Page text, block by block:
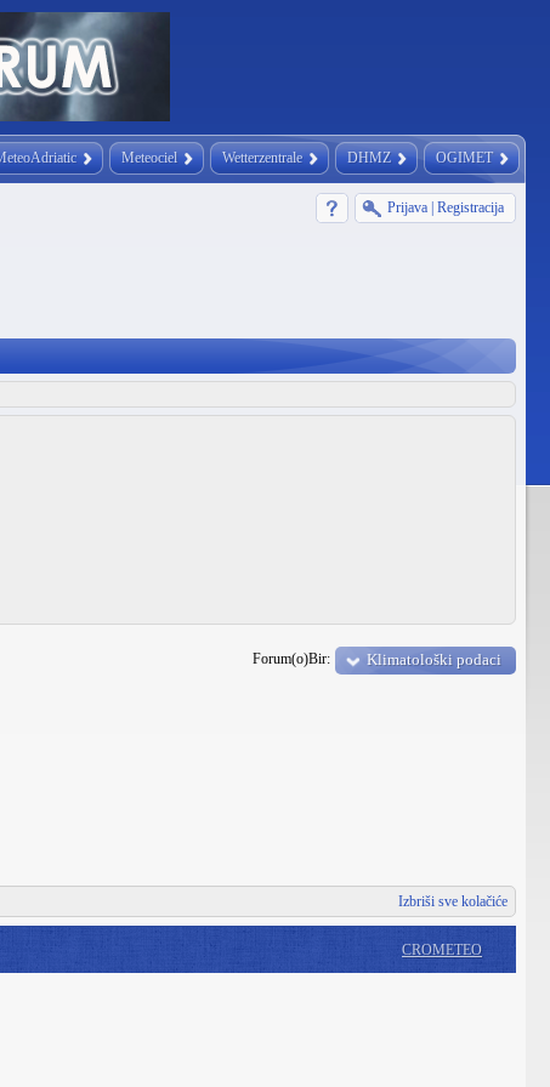
Meteociel Wetterzentrale DHMZ OGIMET
Prijava Registracija
Forum(o)Bir: Klimatološki podaci
Izbriši sve kolačiće
CROMETEO